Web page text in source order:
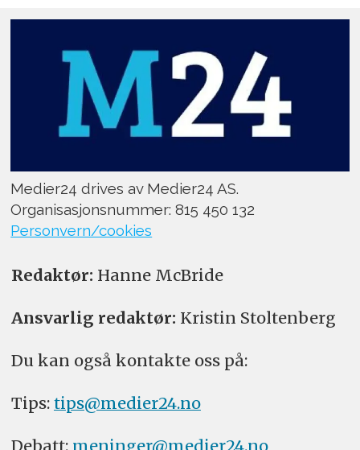
Medier24 drives av Medier24 AS.
Organisasjonsnummer: 815 450 132
Personvern/cookies
Redaktør: Hanne McBride
Ansvarlig redaktør: Kristin Stoltenberg
Du kan også kontakte oss på:
Tips: tips@medier24.no
Debatt: meninger@medier24.no